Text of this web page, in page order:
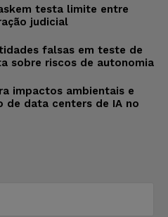
testa limite entre
judicial
falsas em teste de
sobre riscos de autonomia
impactos ambientais e
de data centers de IA no